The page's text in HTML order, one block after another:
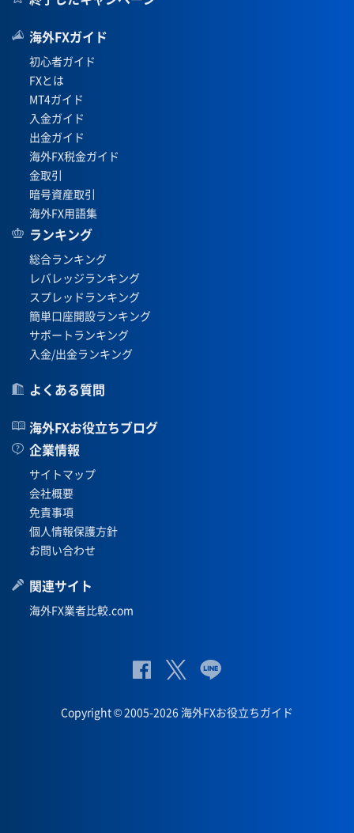
海外FXガイド
初心者ガイド
FXとは
MT4ガイド
入金ガイド
出金ガイド
海外FX税金ガイド
金取引
暗号資産取引
海外FX用語集
ランキング
総合ランキング
レバレッジランキング
スプレッドランキング
簡単口座開設ランキング
サポートランキング
入金/出金ランキング
よくある質問
海外FXお役立ちブログ
企業情報
サイトマップ
会社概要
免責事項
個人情報保護方針
お問い合わせ
関連サイト
海外FX業者比較.com
式
Fac
Twit
ter
式
Lin
Copyright © 2005-2026 海外FXお役立ちガイド